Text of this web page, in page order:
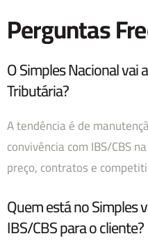
Perguntas
O Simples Nacional
Tributária?
A tendência é de
convivência com IBS/CBS
preço, contratos e
Quem está no Simples
IBS/CBS para o cliente?